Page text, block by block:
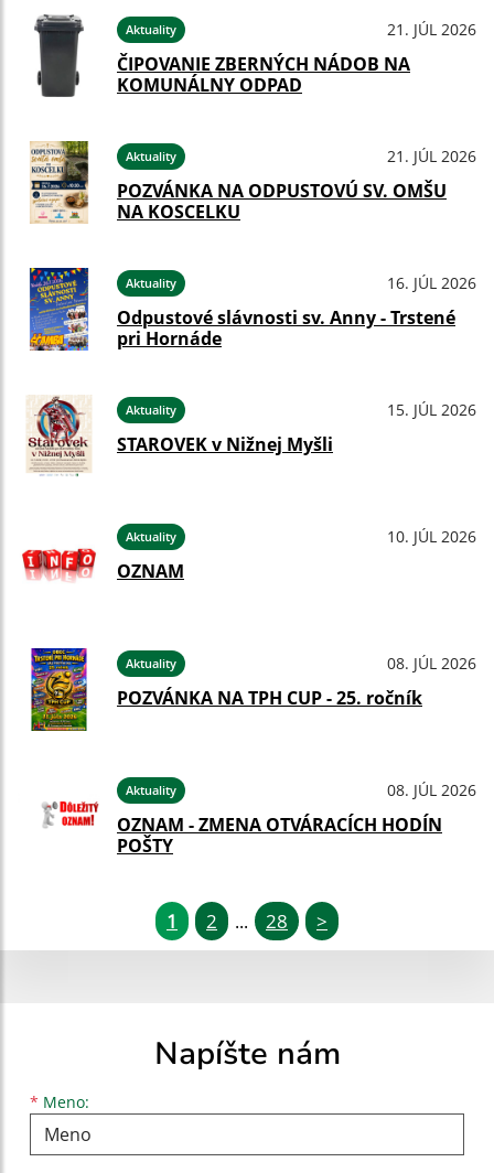
Aktuality 21. JÚL 2026
ČIPOVANIE ZBERNÝCH NÁDOB NA
KOMUNÁLNY ODPAD
Aktuality 21. JÚL 2026
POZVÁNKA NA ODPUSTOVÚ SV. OMŠU
NA KOSCELKU
Aktuality 16. JÚL 2026
Odpustové slávnosti sv. Anny - Trstené
pri Hornáde
Aktuality 15. JÚL 2026
STAROVEK v Nižnej Myšli
Aktuality 10. JÚL 2026
OZNAM
Aktuality 08. JÚL 2026
POZVÁNKA NA TPH CUP - 25. ročník
Aktuality 08. JÚL 2026
OZNAM - ZMENA OTVÁRACÍCH HODÍN
POŠTY
1 2 ... 28 >
Napíšte nám
* Meno:
Meno
Priezvisko
E-mailová adresa